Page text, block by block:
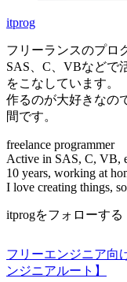
itprog
フリーランスのプロ
SAS、C、VBなどで
をこなしています。
作るのが大好きなの
間です。
freelance programmer
Active in SAS, C, VB,
10 years, working at
I love creating things,
itprogをフォローする
フリーエンジニア向
ンジニアルート】